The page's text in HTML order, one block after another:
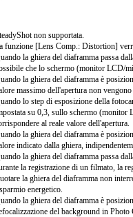
non supportata.
funzione [Lens Comp.: Distortion]
la ghiera del diaframma passa
che lo schermo (monitor LCD/
la ghiera del diaframma è
massimo dell'apertura non
lo step di esposizione della
su 0,3, sullo schermo (monitor
al reale valore dell'apertura.
la ghiera del diaframma è
indicato dalla ghiera,
la ghiera del diaframma passa
la registrazione di un filmato, la
la ghiera del diaframma non
energetico.
la ghiera del diaframma è
del background in